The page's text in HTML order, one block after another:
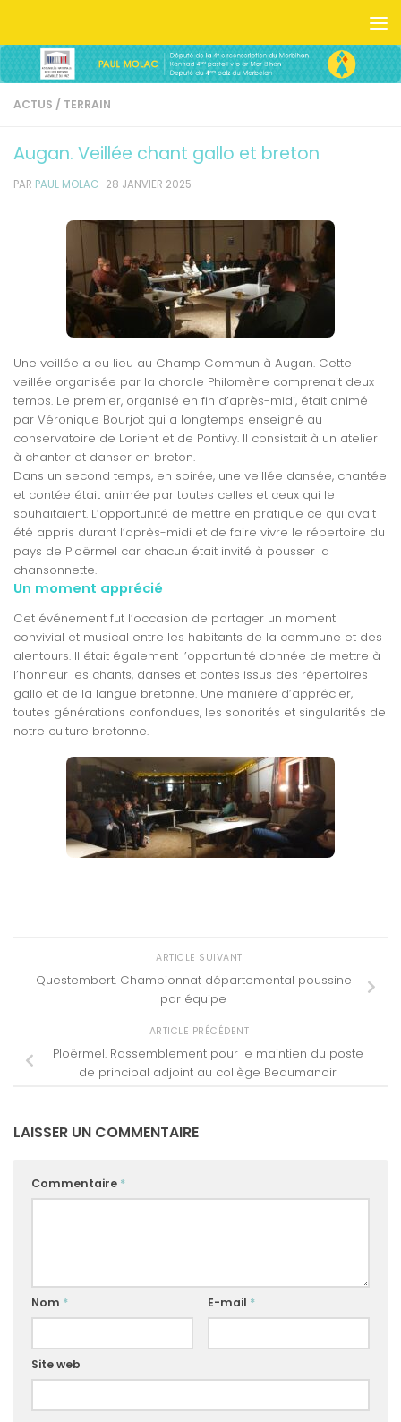
ACTUS / TERRAIN
Augan. Veillée chant gallo et breton
PAR PAUL MOLAC · 28 JANVIER 2025
Une veillée a eu lieu au Champ Commun à Augan. Cette
veillée organisée par la chorale Philomène comprenait deux
temps. Le premier, organisé en fin d’après-midi, était animé
par Véronique Bourjot qui a longtemps enseigné au
conservatoire de Lorient et de Pontivy. Il consistait à un atelier
à chanter et danser en breton.
Dans un second temps, en soirée, une veillée dansée, chantée
et contée était animée par toutes celles et ceux qui le
souhaitaient. L’opportunité de mettre en pratique ce qui avait
été appris durant l’après-midi et de faire vivre le répertoire du
pays de Ploërmel car chacun était invité à pousser la
chansonnette.
Un moment apprécié
Cet événement fut l’occasion de partager un moment
convivial et musical entre les habitants de la commune et des
alentours. Il était également l’opportunité donnée de mettre à
l’honneur les chants, danses et contes issus des répertoires
gallo et de la langue bretonne. Une manière d’apprécier,
toutes générations confondues, les sonorités et singularités de
notre culture bretonne.
ARTICLE SUIVANT
Questembert. Championnat départemental poussine
par équipe
ARTICLE PRÉCÉDENT
Ploërmel. Rassemblement pour le maintien du poste
de principal adjoint au collège Beaumanoir
LAISSER UN COMMENTAIRE
Commentaire *
Nom * E-mail *
Site web